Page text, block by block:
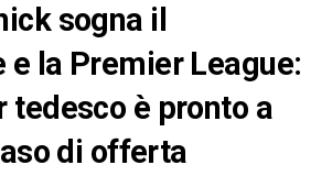
sogna il
e la Premier League:
tedesco è pronto a
di offerta